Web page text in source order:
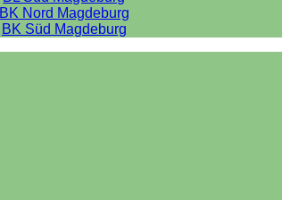
BK Nord Magdeburg
BK Süd Magdeburg